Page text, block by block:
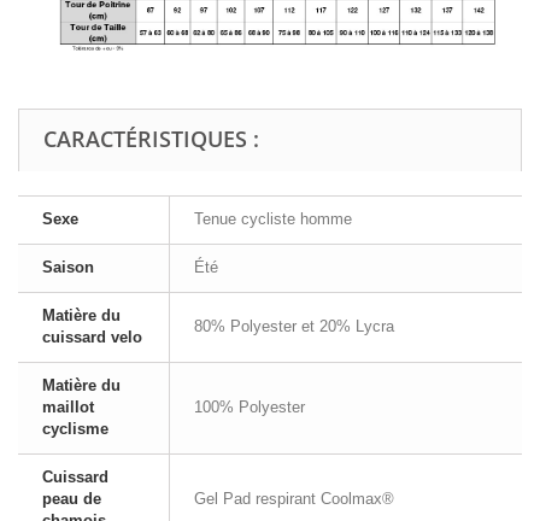
CARACTÉRISTIQUES :
Sexe Tenue cycliste homme
Saison Été
Matière du
cuissard velo
80% Polyester et 20% Lycra
Matière du
maillot
cyclisme
100% Polyester
Cuissard
peau de
Gel Pad respirant Coolmax®